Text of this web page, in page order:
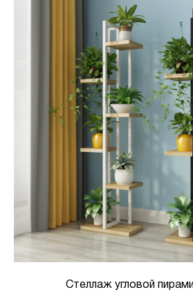
Стеллаж угловой